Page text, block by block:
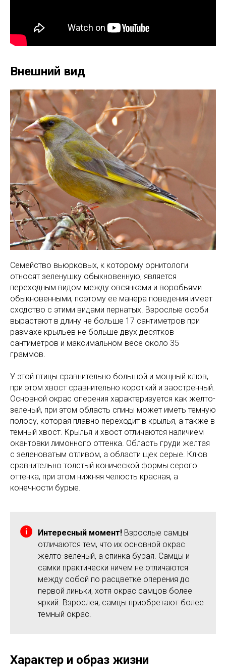
Внешний вид
Семейство вьюрковых, к которому орнитологи
относят зеленушку обыкновенную, является
переходным видом между овсянками и воробьями
обыкновенными, поэтому ее манера поведения имеет
сходство с этими видами пернатых. Взрослые особи
вырастают в длину не больше 17 сантиметров при
размахе крыльев не больше двух десятков
сантиметров и максимальном весе около 35
граммов.
У этой птицы сравнительно большой и мощный клюв,
при этом хвост сравнительно короткий и заостренный.
Основной окрас оперения характеризуется как желто-
зеленый, при этом область спины может иметь темную
полосу, которая плавно переходит в крылья, а также в
темный хвост. Крылья и хвост отличаются наличием
окантовки лимонного оттенка. Область груди желтая
с зеленоватым отливом, а области щек серые. Клюв
сравнительно толстый конической формы серого
оттенка, при этом нижняя челюсть красная, а
конечности бурые.
Интересный момент! Взрослые самцы
отличаются тем, что их основной окрас
желто-зеленый, а спинка бурая. Самцы и
самки практически ничем не отличаются
между собой по расцветке оперения до
первой линьки, хотя окрас самцов более
яркий. Взрослея, самцы приобретают более
темный окрас.
Характер и образ жизни